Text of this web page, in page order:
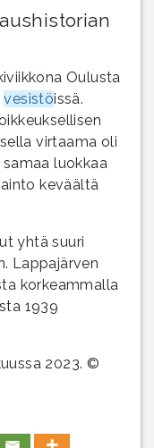
Oulusta
vesistöissä.
virtaama oli
luokkaa
keväältä
yhtä suuri
Lappajärven
korkeammalla
1939
2023. ©